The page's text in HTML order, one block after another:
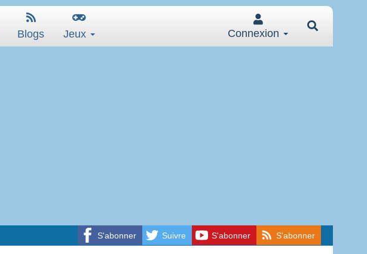
Blogs Jeux Connexion
S'abonner Suivre S'abonner S'abonner